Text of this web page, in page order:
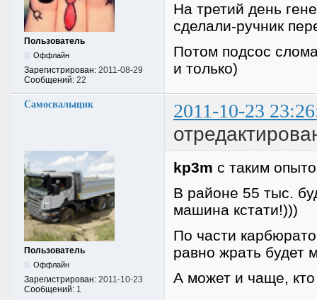
Пользователь
Оффлайн
Зарегистрирован: 2011-08-29
Сообщений: 22
На третий день
сделали-ручник
Потом подсос
и только)
Самосвальщик 2011-10-23
Пользователь
Оффлайн
Зарегистрирован: 2011-10-23
Сообщений: 1
kp3m с таким
В районе 55 тыс.
машина кстати!)))
По части
равно жрать будет
А может и чаще, кто